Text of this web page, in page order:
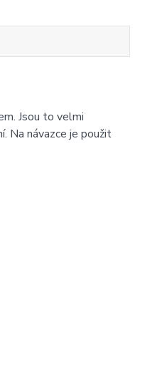
Jsou to velmi
Na návazce je použit